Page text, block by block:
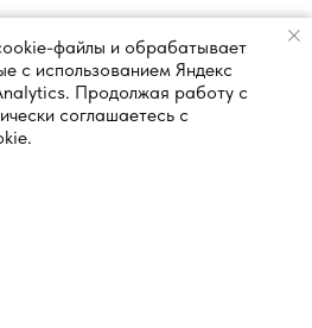
файлы и обрабатывает
с использованием Яндекс
Продолжая работу с
соглашаетесь с